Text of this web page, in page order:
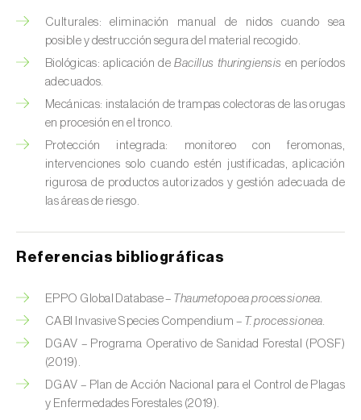
Chinche roja (Pyrrhocoris apterus )
Chinche verde (
Cicadas (Jacobiasca lybica, Scaphoideus
titanus e Empoasca spp.
Cigarra espumosa (Philaenus spumarius)
Cochinilla de Comstock (
Cochinilla de los cítricos (Planococcus citri
Cochinilla de San José (Quadraspidiotus (=
Diaspidiotus) perniciosus)
Cochinilla obscura (Pseudococcus viburni)
Cochinilla roja de los cítricos (Aonidiella
aurantii)
Culturales: eliminación manual de nidos cuando sea
posible y destrucción segura del material recogido.
Biológicas: aplicación deBacillus thuringiensis en períodos
adecuados.
Mecánicas: instalación de trampas colectoras de las orugas
en procesión en el tronco.
Protección integrada: monitoreo con feromonas,
intervenciones solo cuando estén justificadas, aplicación
rigurosa de productos autorizados y gestión adecuada de
las áreas de riesgo.
Referencias bibliográficas
EPPO Global Database – Thaumetopoea processionea.
CABI Invasive Species Compendium – T. processionea.
DGAV – Programa Operativo de Sanidad Forestal (POSF)
(2019).
DGAV – Plan de Acción Nacional para el Control de Plagas
y Enfermedades Forestales (2019).